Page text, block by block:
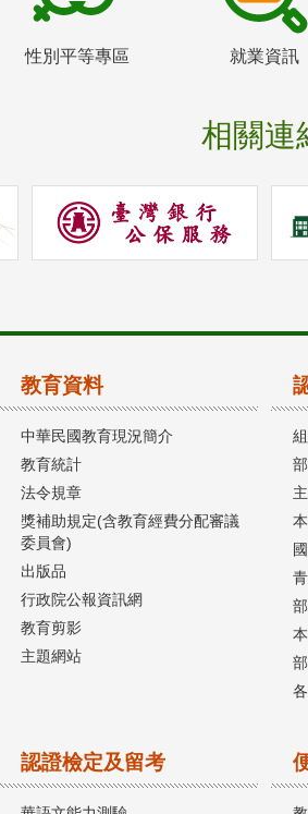
性別平等專區 就業資訊
相關連
教育資料
中華民國教育現況簡介
教育統計
法令規章
獎補助規定(含教育經費分配審議
委員會)
出版品
行政院公報資訊網
教育剪影
主題網站
認證檢定及留考